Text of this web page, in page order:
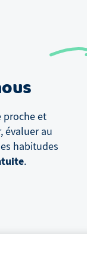
proche et
évaluer au
habitudes
.